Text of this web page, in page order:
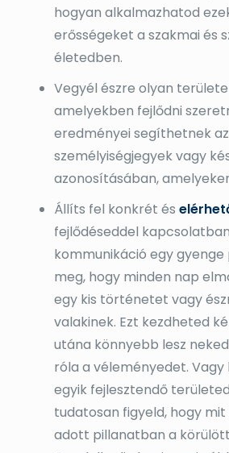
hogyan alkalmazhatod
erősségeket a szakmai és
életedben.
Vegyél észre olyan
amelyekben fejlődni
eredményei segíthetnek
személyiségjegyek vagy
azonosításában,
Állíts fel konkrét és
fejlődéseddel
kommunikáció egy
meg, hogy minden nap
egy kis történetet vagy
valakinek. Ezt kezdheted
utána könnyebb lesz
róla a véleményedet. Vagy
egyik fejlesztendő
tudatosan figyeld, hogy
adott pillanatban a